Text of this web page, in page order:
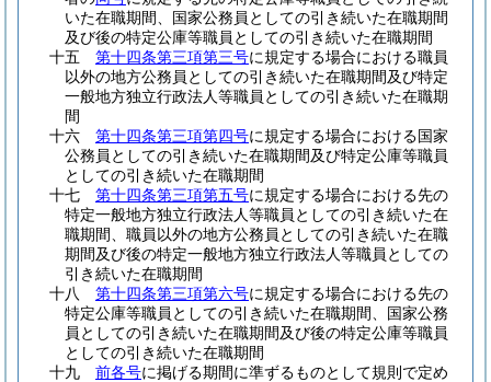
いた在職期間、国家公務員としての引き続いた在職期間
及び後の特定公庫等職員としての引き続いた在職期間
十五
第十四条第三項第三号に規定する場合における職員
以外の地方公務員としての引き続いた在職期間及び特定
一般地方独立行政法人等職員としての引き続いた在職期
間
十六
第十四条第三項第四号に規定する場合における国家
公務員としての引き続いた在職期間及び特定公庫等職員
としての引き続いた在職期間
十七
第十四条第三項第五号に規定する場合における先の
特定一般地方独立行政法人等職員としての引き続いた在
職期間、職員以外の地方公務員としての引き続いた在職
期間及び後の特定一般地方独立行政法人等職員としての
引き続いた在職期間
十八
第十四条第三項第六号に規定する場合における先の
特定公庫等職員としての引き続いた在職期間、国家公務
員としての引き続いた在職期間及び後の特定公庫等職員
としての引き続いた在職期間
十九
前各号に掲げる期間に準ずるものとして規則で定め